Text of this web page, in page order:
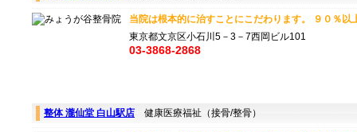
当院は根本的に治すことにこだわります。 ９０％以
東京都文京区小石川5－3－7西岡ビル101
03-3868-2868
整体 瀧仙堂 白山駅店 健康医療福祉（接骨/整骨）